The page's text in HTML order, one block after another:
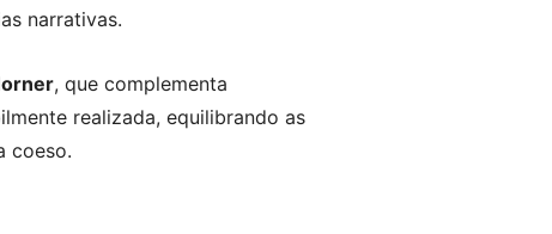
narrativas.
, que complementa
realizada, equilibrando as
coeso.